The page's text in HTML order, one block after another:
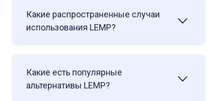
Какие распространенные случаи
использования LEMP?
Какие есть популярные
альтернативы LEMP?